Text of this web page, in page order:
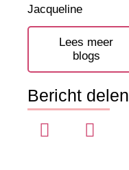
Jacqueline
Lees meer
blogs
Bericht delen